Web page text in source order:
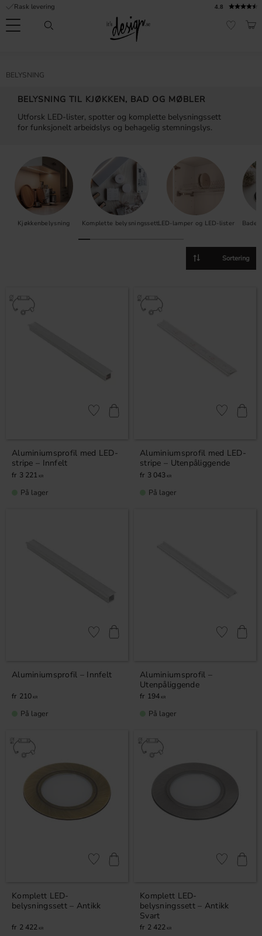
Meny
4.8
Rask levering
BELYSNING
BELYSNING TIL KJØKKEN, BAD OG MØBLER
Utforsk LED-lister, spotter og komplette belysningssett
for funksjonelt arbeidslys og behagelig stemningslys.
Kjøkkenbelysning Komplette belysningssettLED-lamper og LED-lister
Aluminiumsprofil med LED-
stripe – Innfelt
3 221 KR
Lagre som favoritt
På lager
Aluminiumsprofil med LED-
stripe – Utenpåliggende
3 043 KR
Lagre som
På lager
Aluminiumsprofil – Innfelt
210 KR
Lagre som favoritt
På lager
Aluminiumsprofil –
Utenpåliggende
194 KR
Lagre som
På lager
Komplett LED-
belysningssett – Antikk
2 422 KR
Lagre som favoritt
Komplett LED-
belysningssett – Antikk
Svart
2 422 KR
Lagre som
Vanlige spørsmål
Inspirasjon og tips
Design